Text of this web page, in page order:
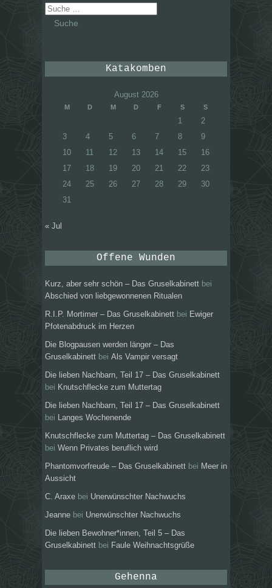
Suche
nach:
Katakomben
August 2026
M D M D F S S
1
2
3
4 5 6 7 8
9
10
11 12 13 14 15
16
17
18 19 20 21 22
23
24
25 26 27 28 29
30
31
« Jul
Offene Wunden
Kurz, aber sehr schön – Das Gruselkabinett bei
Abschied von liebgewonnenen Ritualen
R.I.P. Mortimer – Das Gruselkabinett bei Ewiger
Pfotenabdruck im Herzen
Die Blogpausen werden länger – Das
Gruselkabinett bei Als Vampir versagt
Die lieben Nachbarn, Teil 17 – Das Gruselkabinett
bei Knutschflecke zum Muttertag
Die lieben Nachbarn, Teil 17 – Das Gruselkabinett
bei
Langes Wochenende
Knutschflecke zum Muttertag – Das Gruselkabinett
bei Wenn Privates beruflich wird
Phantomvorfreude – Das Gruselkabinett bei Meer in
Aussicht
C. Araxe bei Unerwünschter Nachwuchs
Jeanne bei Unerwünschter Nachwuchs
Die lieben Bewohner*innen, Teil 5 – Das
Gruselkabinett bei Faule Weihnachtsgrüße
Gehenna